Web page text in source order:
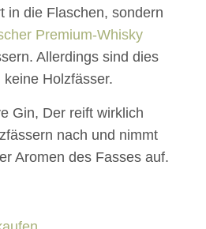
in die Flaschen, sondern
Premium-Whisky
Allerdings sind dies
Holzfässer.
Gin, Der reift wirklich
nach und nimmt
Aromen des Fasses auf.